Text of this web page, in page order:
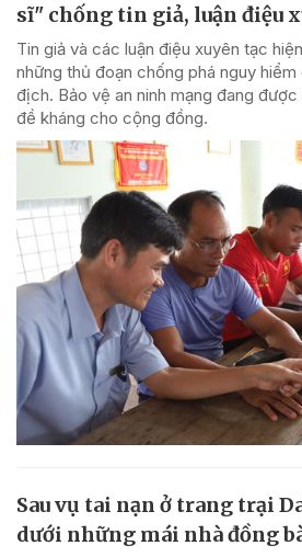
sĩ" chống tin giả, luận điệu
Tin giả và các luận điệu xuyên tạc
những thủ đoạn chống phá nguy
địch. Bảo vệ an ninh mạng đang
đề kháng cho cộng đồng.
Sau vụ tai nạn ở trang trại
dưới những mái nhà đồng